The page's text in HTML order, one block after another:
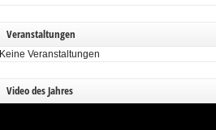
Veranstaltungen
Keine Veranstaltungen
Video des Jahres